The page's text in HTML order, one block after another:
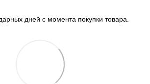
дней с момента покупки товара.